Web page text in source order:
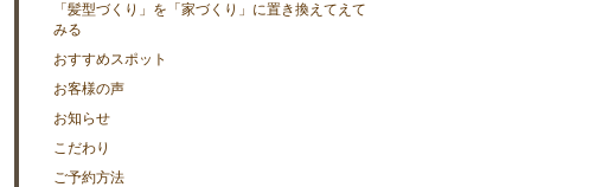
「髪型づくり」を「家づくり」に置き換えてえて
みる
おすすめスポット
お客様の声
お知らせ
こだわり
ご予約方法